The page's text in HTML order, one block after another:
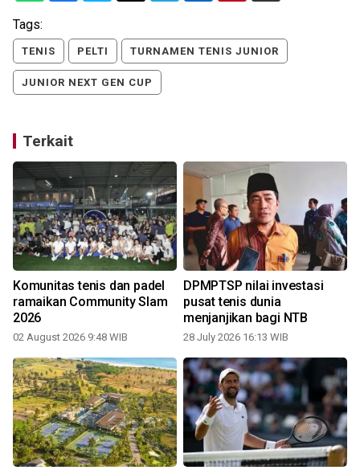
Tags:
TENIS PELTI TURNAMEN TENIS JUNIOR
JUNIOR NEXT GEN CUP
Terkait
Komunitas tenis dan padel
ramaikan Community Slam
2026
02 August 2026 9:48 WIB
DPMPTSP nilai investasi
pusat tenis dunia
menjanjikan bagi NTB
28 July 2026 16:13 WIB